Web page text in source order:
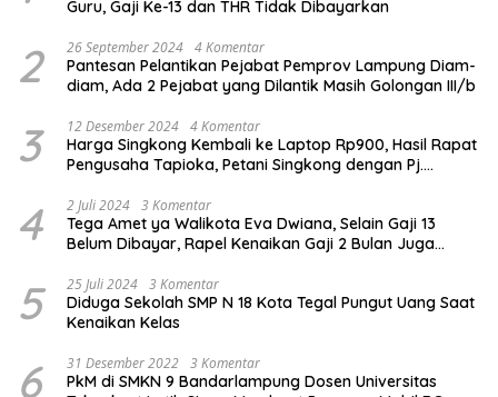
Guru, Gaji Ke-13 dan THR Tidak Dibayarkan
2 26 September 2024 4 Komentar
Pantesan Pelantikan Pejabat Pemprov Lampung Diam-
diam, Ada 2 Pejabat yang Dilantik Masih Golongan III/b
3 12 Desember 2024 4 Komentar
Harga Singkong Kembali ke Laptop Rp900, Hasil Rapat
Pengusaha Tapioka, Petani Singkong dengan Pj.
4 2 Juli 2024 3 Komentar
Tega Amet ya Walikota Eva Dwiana, Selain Gaji 13
Belum Dibayar, Rapel Kenaikan Gaji 2 Bulan Juga
5 25 Juli 2024 3 Komentar
Diduga Sekolah SMP N 18 Kota Tegal Pungut Uang Saat
Kenaikan Kelas
6 31 Desember 2022 3 Komentar
PkM di SMKN 9 Bandarlampung Dosen Universitas